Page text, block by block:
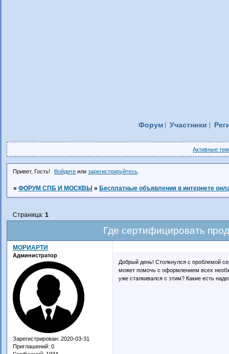
Форум Участники
Активные
Привет, Гость! Войдите илизарегистрируйтесь
» ФОРУМ СПБ И МОСКВЫ » Бесплатные объявления в интернете
Где сертифицировать
Страница: 1
МОРИАРТИ
Администратор
Зарегистрирован: 2020-03-31
Приглашений: 0
Добрый день! Столкнулся с проблемой
может помочь с оформлением всех
уже сталкивался с этим? Какие есть